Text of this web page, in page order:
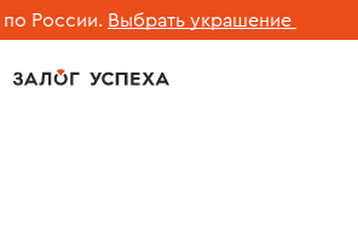
России. Выбрать украшение